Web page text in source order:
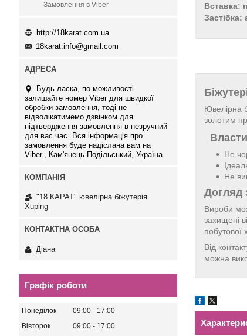
Вставка:
Застібка:
Ювелірна
золотим
Не
Не
Догляд
Вироби
захищені
побутової
Від
можна
Замовлення в Viber
http://18karat.com.ua
18karat.info@gmail.com
Будь ласка, по можливості
залишайте номер Viber для швидкої
обробки замовлення, тоді не
відволікатимемо дзвінком для
підтвердження замовлення в незручний
для вас час. Вся інформація про
замовлення буде надіслана вам на
Viber., Кам'янець-Подільський, Україна
"18 КАРАТ" ювелірна біжутерія
Xuping
Діана
Графік роботи
Понеділок 09:00
17:00
Вівторок
09:00
17:00